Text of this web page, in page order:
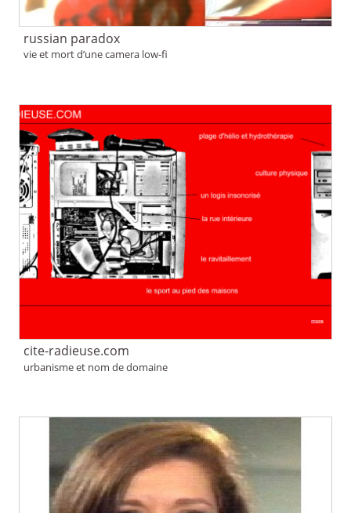
russian paradox
vie et mort d’une camera low-fi
cite-radieuse.com
urbanisme et nom de domaine